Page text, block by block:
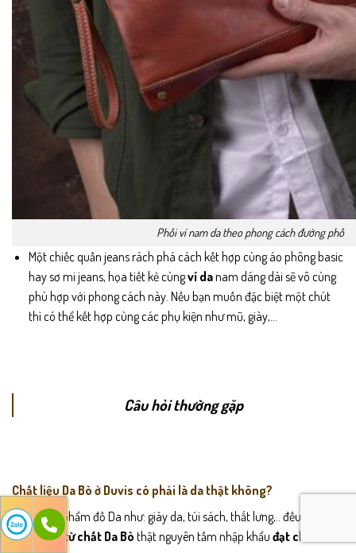
Phối ví nam da theo phong cách đường phố
Một chiếc quần jeans rách phá cách kết hợp cùng áo phông basic
hay sơ mi jeans, họa tiết kẻ cùngví danam dáng dài sẽ vô cùng
phù hợp với phong cách này. Nếu bạn muốn đặc biệt một chút
thì có thể kết hợp cùng các phụ kiện như mũ, giày,…
Câu hỏi thường gặp
Chất liệu Da Bò ở Duvis có phải là da thật không?
Tất cả sản phẩm đồ Da như: giày da, túi sách, thắt lưng,.. đều được
làm 100% từ chất Da Bò thật nguyên tấm nhập khẩu đạt chuẩn